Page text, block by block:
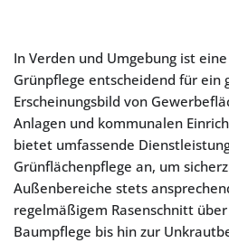
In Verden und Umgebung ist
Grünpflege entscheidend für ein
Erscheinungsbild von
Anlagen und kommunalen
bietet umfassende
Grünflächenpflege an, um
Außenbereiche stets
regelmäßigem Rasenschnitt
Baumpflege bis hin zur